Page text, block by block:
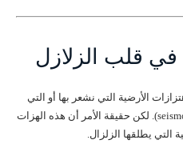
في قلب الزلازل
الأرضية التي نشعر بها أو التي
تُسجلها أجهزة السيزموغراف (seismometers). لكن حقيقة الأمر أن هذه الهزات
التي يطلقها الزلزال.